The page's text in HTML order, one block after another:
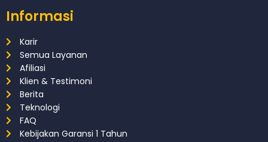
Informasi
Karir
Semua Layanan
Afiliasi
Klien & Testimoni
Berita
Teknologi
FAQ
Kebijakan Garansi 1 Tahun